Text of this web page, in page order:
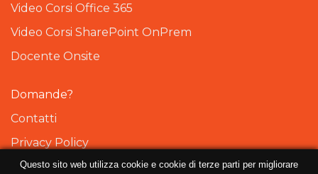
Video Corsi Office 365
Video Corsi SharePoint OnPrem
Docente Onsite
Domande?
Contatti
Privacy Policy
Cookie Policy
Questo sito web utilizza cookie e cookie di terze parti per migliorare